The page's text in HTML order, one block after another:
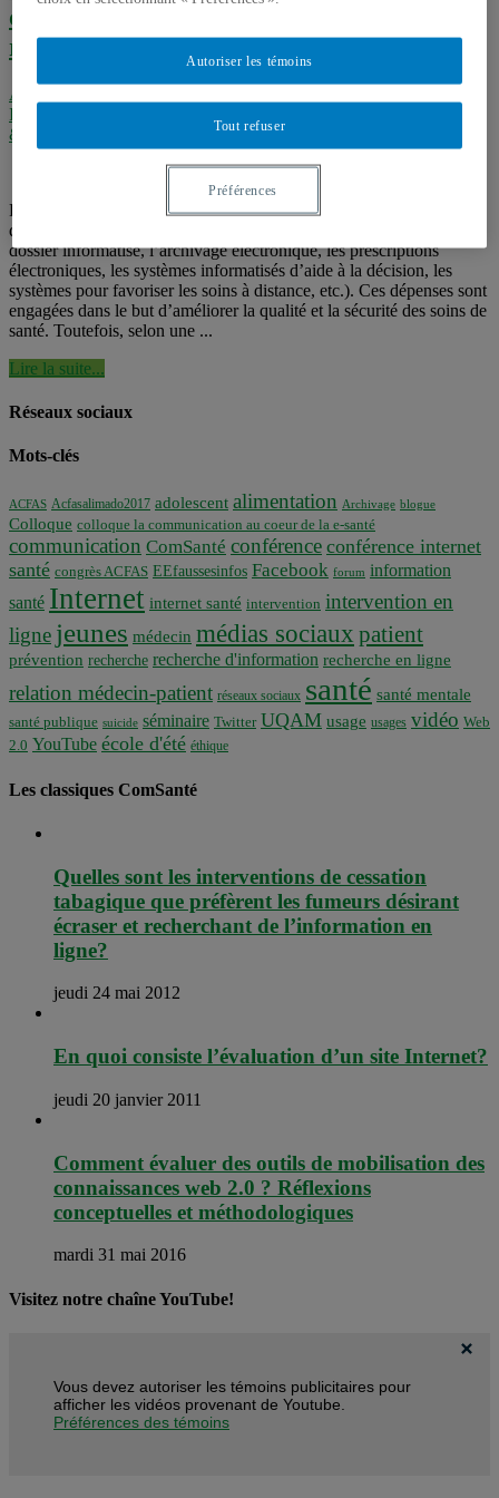
conclusions tirer des résultats de
recherche ?
Analyses de l'internet santé
Internet et transformation de la relation soignant-soigné
& Internet santé
Plusieurs pays ont engagé des sommes importantes dans le
développement et l’implantation des technologies de l’e-santé (le
dossier informatisé, l’archivage électronique, les prescriptions
électroniques, les systèmes informatisés d’aide à la décision, les
systèmes pour favoriser les soins à distance, etc.). Ces dépenses sont
engagées dans le but d’améliorer la qualité et la sécurité des soins de
santé. Toutefois, selon une ...
Lire la suite...
Réseaux sociaux
Mots-clés
ACFAS Acfasalimado2017 adolescent alimentation Archivage blogue
Colloque colloque la communication au coeur de la e-santé
communication ComSanté conférence conférence internet
santé congrès ACFAS EEfaussesinfos Facebook forum information
santé Internet internet santé intervention intervention en
ligne jeunes médecin médias sociaux patient
prévention recherche recherche d'information recherche en ligne
relation médecin-patient réseaux sociaux santé santé mentale
santé publique suicide séminaire Twitter UQAM usage usages vidéo Web
2.0 YouTube école d'été éthique
Les classiques ComSanté
Quelles sont les interventions de cessation
tabagique que préfèrent les fumeurs désirant
écraser et recherchant de l’information en
ligne?
jeudi 24 mai 2012
En quoi consiste l’évaluation d’un site Internet?
jeudi 20 janvier 2011
Comment évaluer des outils de mobilisation des
connaissances web 2.0 ? Réflexions
conceptuelles et méthodologiques
mardi 31 mai 2016
Visitez notre chaîne YouTube!
Vous devez autoriser les témoins publicitaires pour
afficher les vidéos provenant de Youtube.
Préférences des témoins
Tout refuser
Autoriser les témoins
Préférences